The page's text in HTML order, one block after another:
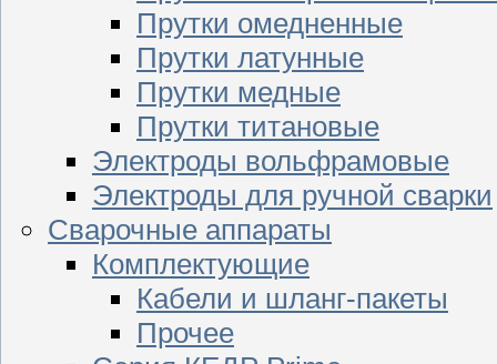
Прутки омедненные
Прутки латунные
Прутки медные
Прутки титановые
Электроды вольфрамовые
Электроды для ручной сварки
Сварочные аппараты
Комплектующие
Кабели и шланг-пакеты
Прочее